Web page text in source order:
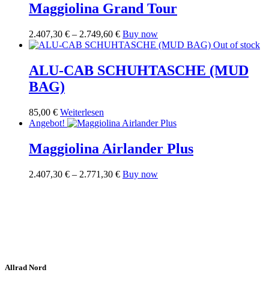
Maggiolina Grand Tour
2.407,30 € – 2.749,60 €Preisspanne:
2.407,30 €
2.749,60 €
Buy nowDieses
Produkt
mehrere
Varianten
können
auf
der
Produktseite
werden
Out of stock
ALU-CAB SCHUHTASCHE (MUD
BAG)
85,00 € Weiterlesen
Angebot!
Maggiolina Airlander Plus
2.407,30 € – 2.771,30 €Preisspanne:
Buy nowDieses
Allrad Nord